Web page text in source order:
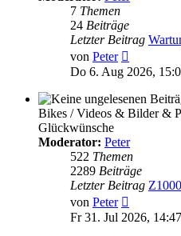
7 Themen
24 Beiträge
Letzter Beitrag
von Peter
Beitrag
Do 6. Aug 2026,
Bikes / Videos & Bilder &
Glückwünsche
Moderator: Peter
522 Themen
2289 Beiträge
Letzter Beitrag
von Peter
Beitrag
Fr 31. Jul 2026, 14:47